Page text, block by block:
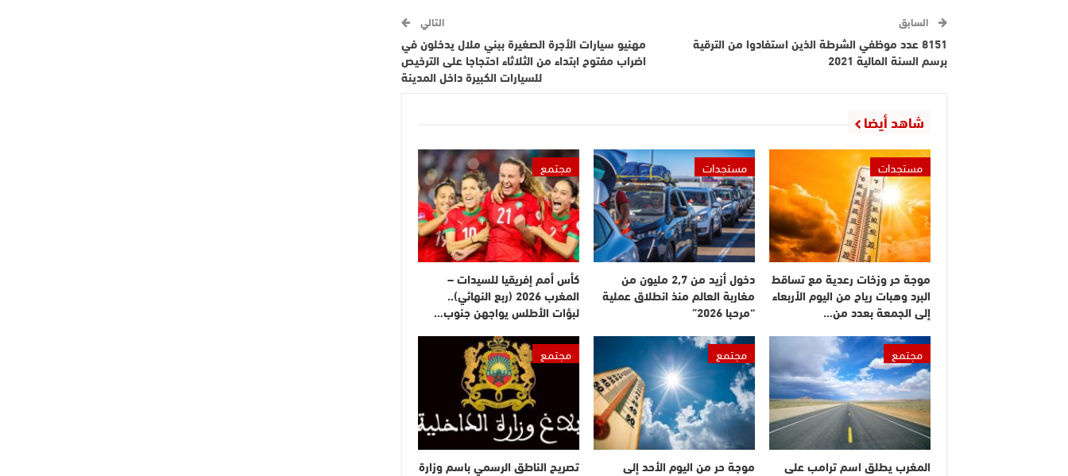
السابق
8151 عدد موظفي الشرطة الذين استفادوا من الترقية
برسم السنة المالية 2021
التالي
مهنيو سيارات الأجرة الصغيرة ببني ملال يدخلون في
اضراب مفتوح ابتداء من الثلاثاء احتجاجا على الترخيص
للسيارات الكبيرة داخل المدينة
شاهد أيضا
مستجدات
موجة حر وزخات رعدية مع تساقط
البرد وهبات رياح من اليوم الأربعاء
إلى الجمعة بعدد من…
مستجدات
دخول أزيد من 2,7 مليون من
مغاربة العالم منذ انطلاق عملية
“مرحبا 2026”
مجتمع
كأس أمم إفريقيا للسيدات –
المغرب 2026 (ربع النهائي)..
لبؤات الأطلس يواجهن جنوب…
مجتمع
المغرب يطلق اسم ترامب على
مجتمع
موجة حر من اليوم الأحد إلى
مجتمع
تصريح الناطق الرسمي باسم وزارة